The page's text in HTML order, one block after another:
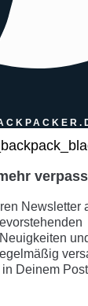
Newsletter
in Deinem